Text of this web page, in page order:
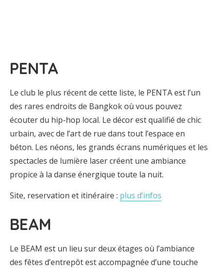
PENTA
Le club le plus récent de cette liste, le PENTA est l’un
des rares endroits de Bangkok où vous pouvez
écouter du hip-hop local. Le décor est qualifié de chic
urbain, avec de l’art de rue dans tout l’espace en
béton. Les néons, les grands écrans numériques et les
spectacles de lumière laser créent une ambiance
propice à la danse énergique toute la nuit.
Site, reservation et itinéraire : plus d’infos
BEAM
Le BEAM est un lieu sur deux étages où l’ambiance
des fêtes d’entrepôt est accompagnée d’une touche